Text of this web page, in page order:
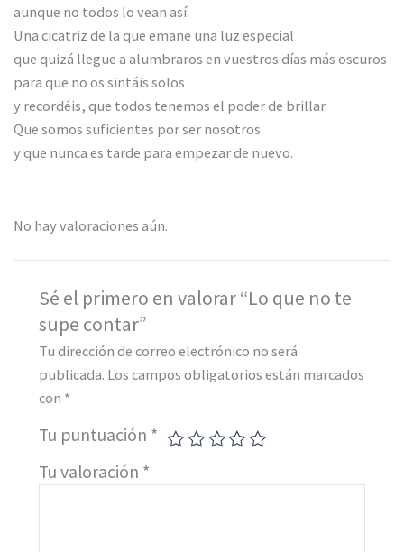
aunque no todos lo vean así.
Una cicatriz de la que emane una luz especial
que quizá llegue a alumbraros en vuestros días más oscuros
para que no os sintáis solos
y recordéis, que todos tenemos el poder de brillar.
Que somos suficientes por ser nosotros
y que nunca es tarde para empezar de nuevo.
No hay valoraciones aún.
Sé el primero en valorar “Lo que no te
supe contar”
Tu dirección de correo electrónico no será
publicada. Los campos obligatorios están marcados
con *
Tu puntuación *
Tu valoración *